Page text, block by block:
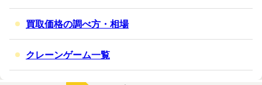
買取価格の調べ方・相場
クレーンゲーム一覧